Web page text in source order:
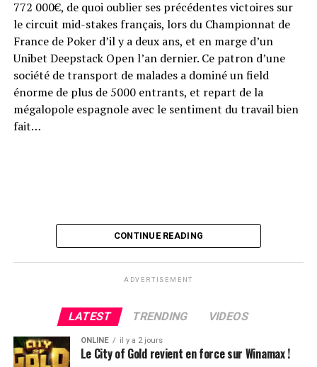
750 €) pour le Main Event EPT (à 5 300€) ou alors le Main
Event Pokerstars Open (à 1 650 €). Pour offrir en continu
aux joueurs le meilleur de l’expérience Barrière et du jeu à
Paris, le Club proposera également des parties de cash
game durant toute la durée de la compétition. Clément
Martin Saint Léon, Directeur général Casinos du groupe
Barrière, a indiqué : « Le retour de l’EPT à Paris est un
événement majeur qui va rassembler dans la capitale
ferveur incroyable qui sera décuplée par le retour des
joueurs, enfin, à Paris. »
772 000€, de quoi oublier ses précédentes victoires sur
le circuit mid-stakes français, lors du Championnat de
France de Poker d’il y a deux ans, et en marge d’un
Unibet Deepstack Open l’an dernier. Ce patron d’une
société de transport de malades a dominé un field
énorme de plus de 5000 entrants, et repart de la
mégalopole espagnole avec le sentiment du travail bien
fait…
CONTINUE READING
ADVERTISEMENT
LATEST TRENDING VIDEOS
ONLINE il y a 2 jours
Le City of Gold revient en force sur Winamax !